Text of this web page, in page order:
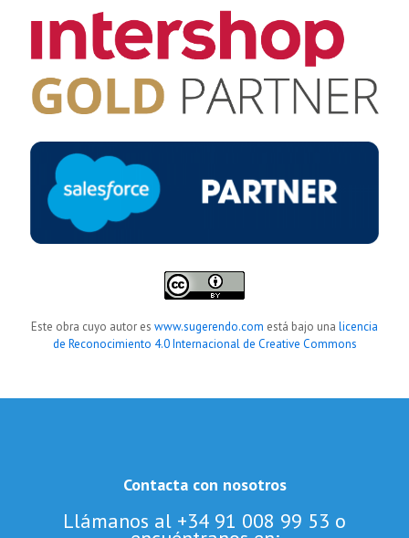
Este obra cuyo autor es www.sugerendo.com está bajo una licencia
de Reconocimiento 4.0 Internacional de Creative Commons
Contacta con nosotros
Llámanos al +34 91 008 99 53 o